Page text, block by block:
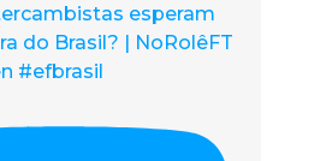
esperam
do Brasil? | NoRolêFT
#efbrasil